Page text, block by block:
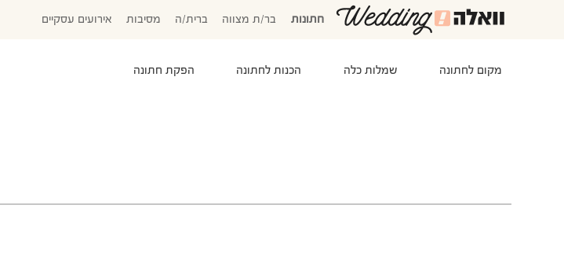
חתונות בר/ת מצווה ברית/ה מסיבות אירועים עסקיים
מקום לחתונה שמלות כלה הכנות לחתונה הפקת חתונה